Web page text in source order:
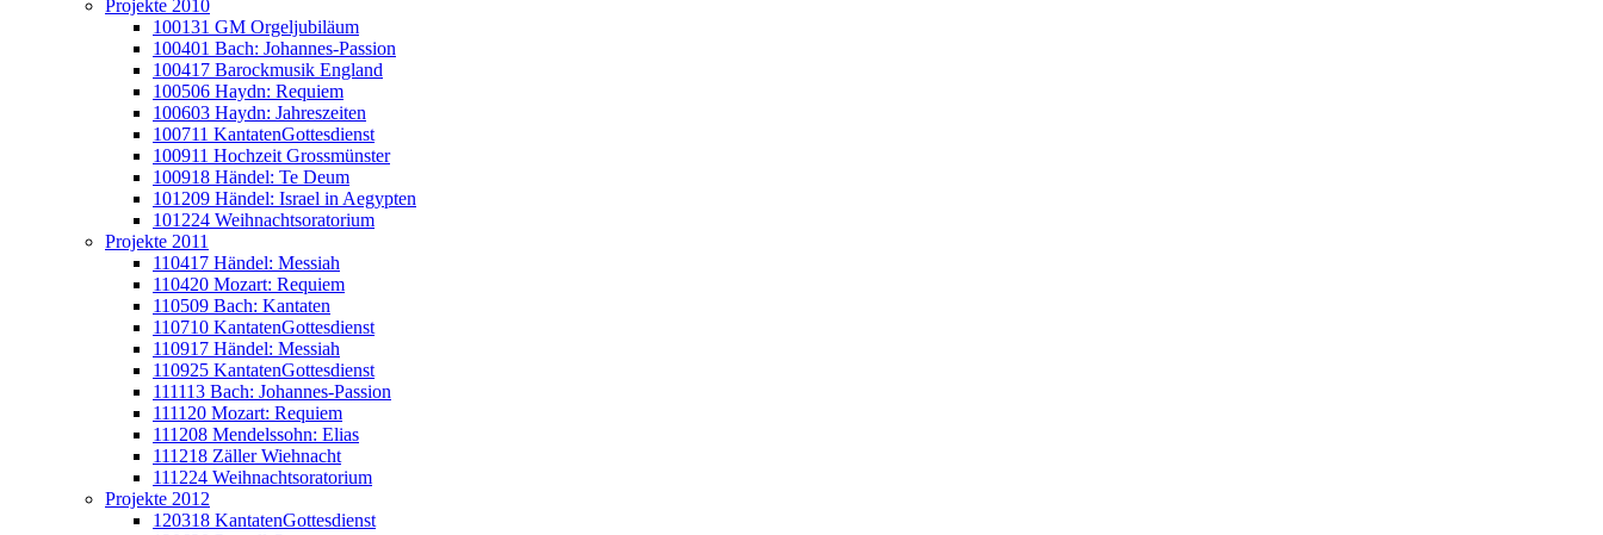
Projekte 2010
100131 GM Orgeljubiläum
100401 Bach: Johannes-Passion
100417 Barockmusik England
100506 Haydn: Requiem
100603 Haydn: Jahreszeiten
100711 KantatenGottesdienst
100911 Hochzeit Grossmünster
100918 Händel: Te Deum
101209 Händel: Israel in Aegypten
101224 Weihnachtsoratorium
Projekte 2011
110417 Händel: Messiah
110420 Mozart: Requiem
110509 Bach: Kantaten
110710 KantatenGottesdienst
110917 Händel: Messiah
110925 KantatenGottesdienst
111113 Bach: Johannes-Passion
111120 Mozart: Requiem
111208 Mendelssohn: Elias
111218 Zäller Wiehnacht
111224 Weihnachtsoratorium
Projekte 2012
120318 KantatenGottesdienst